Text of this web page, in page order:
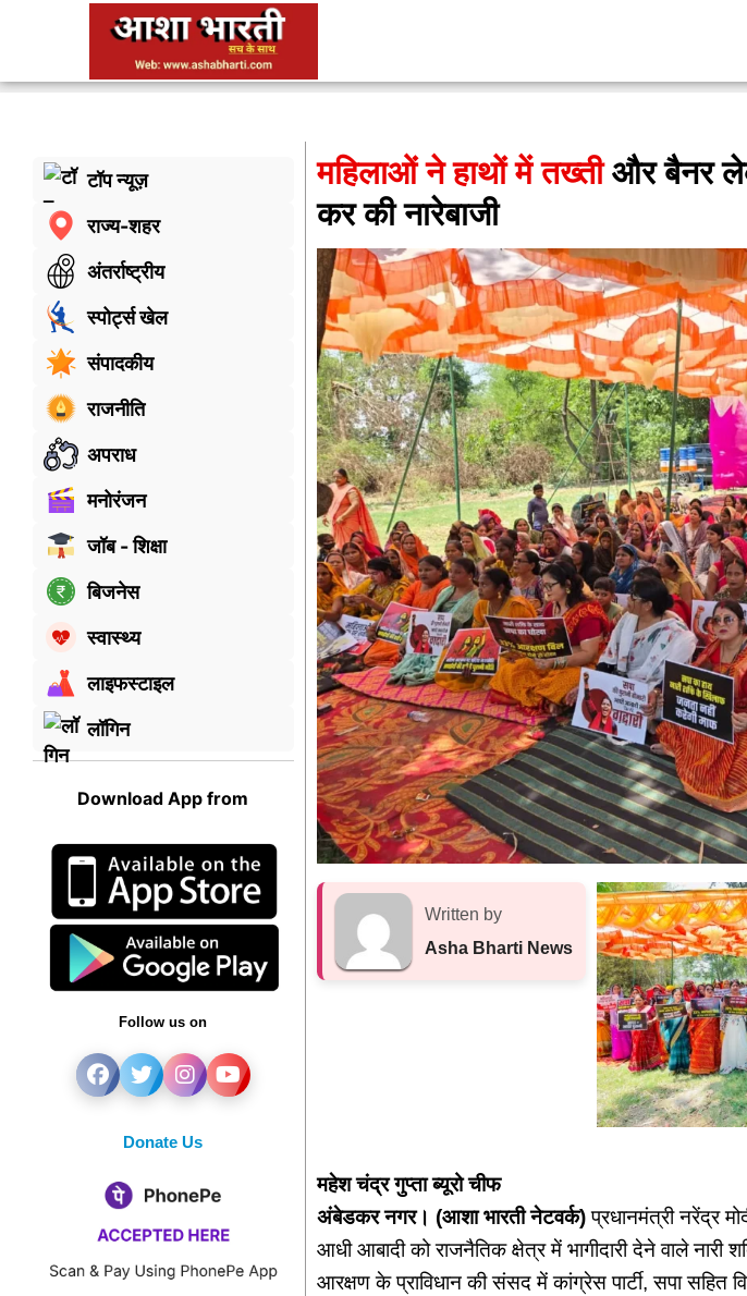
टॉप न्यूज़
राज्य-शहर
अंतर्राष्ट्रीय
स्पोर्ट्स खेल
संपादकीय
राजनीति
अपराध
मनोरंजन
जॉब - शिक्षा
बिजनेस
स्वास्थ्य
लाइफस्टाइल
लॉगिन
Download App from
Follow us on
Donate Us
महिलाओं ने हाथों में तख्तीऔर बैनर
कर की नारेबाजी
Written by
Asha Bharti News
महेश चंद्र गुप्ता ब्यूरो चीफ
अंबेडकर नगर। (आशा भारती नेटवर्क)प्रधानमंत्री नरेंद्र
आधी आबादी को राजनैतिक क्षेत्र में भागीदारी देने वाले
आरक्षण के प्राविधान की संसद में कांग्रेस पार्टी, सपा सहित